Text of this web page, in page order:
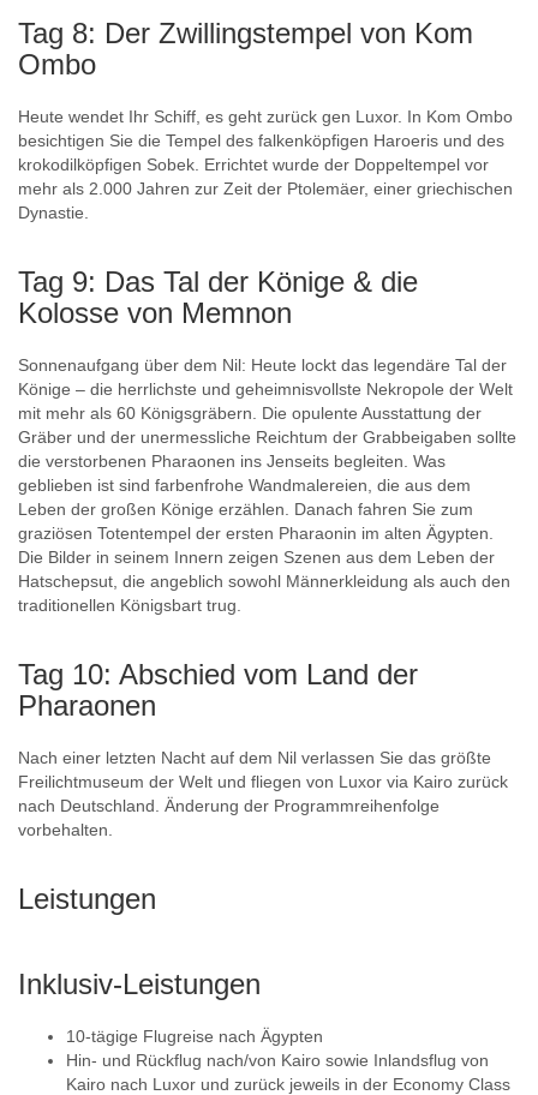
Tag 8: Der Zwillingstempel von Kom
Ombo
Heute wendet Ihr Schiff, es geht zurück gen Luxor. In Kom Ombo
besichtigen Sie die Tempel des falkenköpfigen Haroeris und des
krokodilköpfigen Sobek. Errichtet wurde der Doppeltempel vor
mehr als 2.000 Jahren zur Zeit der Ptolemäer, einer griechischen
Dynastie.
Tag 9: Das Tal der Könige & die
Kolosse von Memnon
Sonnenaufgang über dem Nil: Heute lockt das legendäre Tal der
Könige – die herrlichste und geheimnisvollste Nekropole der Welt
mit mehr als 60 Königsgräbern. Die opulente Ausstattung der
Gräber und der unermessliche Reichtum der Grabbeigaben sollte
die verstorbenen Pharaonen ins Jenseits begleiten. Was
geblieben ist sind farbenfrohe Wandmalereien, die aus dem
Leben der großen Könige erzählen. Danach fahren Sie zum
graziösen Totentempel der ersten Pharaonin im alten Ägypten.
Die Bilder in seinem Innern zeigen Szenen aus dem Leben der
Hatschepsut, die angeblich sowohl Männerkleidung als auch den
traditionellen Königsbart trug.
Tag 10: Abschied vom Land der
Pharaonen
Nach einer letzten Nacht auf dem Nil verlassen Sie das größte
Freilichtmuseum der Welt und fliegen von Luxor via Kairo zurück
nach Deutschland. Änderung der Programmreihenfolge
vorbehalten.
Leistungen
Inklusiv-Leistungen
10-tägige Flugreise nach Ägypten
Hin- und Rückflug nach/von Kairo sowie Inlandsflug von
Kairo nach Luxor und zurück jeweils in der Economy Class